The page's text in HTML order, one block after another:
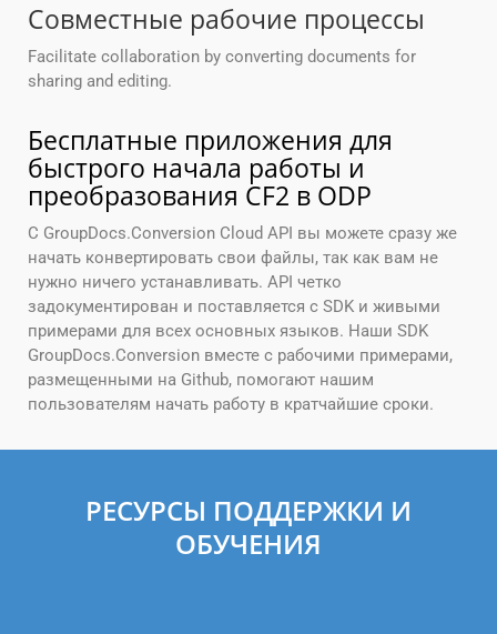
Совместные рабочие процессы
Facilitate collaboration by converting documents for
sharing and editing.
Бесплатные приложения для
быстрого начала работы и
преобразования CF2 в ODP
С GroupDocs.Conversion Cloud API вы можете сразу же
начать конвертировать свои файлы, так как вам не
нужно ничего устанавливать. API четко
задокументирован и поставляется с SDK и живыми
примерами для всех основных языков. Наши SDK
GroupDocs.Conversion вместе с рабочими примерами,
размещенными на Github, помогают нашим
пользователям начать работу в кратчайшие сроки.
РЕСУРСЫ ПОДДЕРЖКИ И
ОБУЧЕНИЯ